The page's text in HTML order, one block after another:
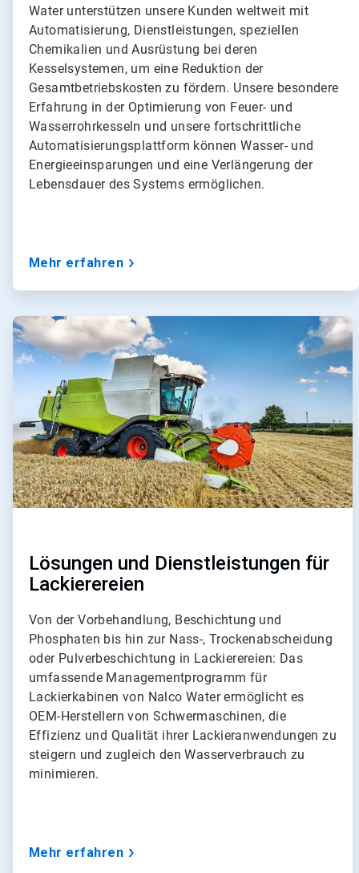
Water unterstützen unsere Kunden weltweit mit
Automatisierung, Dienstleistungen, speziellen
Chemikalien und Ausrüstung bei deren
Kesselsystemen, um eine Reduktion der
Gesamtbetriebskosten zu fördern. Unsere besondere
Erfahrung in der Optimierung von Feuer- und
Wasserrohrkesseln und unsere fortschrittliche
Automatisierungsplattform können Wasser- und
Energieeinsparungen und eine Verlängerung der
Lebensdauer des Systems ermöglichen.
Mehr erfahren
A
r
i
l
e
3
v
Lösungen und Dienstleistungen für
Lackierereien
Von der Vorbehandlung, Beschichtung und
Phosphaten bis hin zur Nass-, Trockenabscheidung
oder Pulverbeschichtung in Lackierereien: Das
umfassende Managementprogramm für
Lackierkabinen von Nalco Water ermöglicht es
OEM-Herstellern von Schwermaschinen, die
Effizienz und Qualität ihrer Lackieranwendungen zu
steigern und zugleich den Wasserverbrauch zu
minimieren.
Mehr erfahren